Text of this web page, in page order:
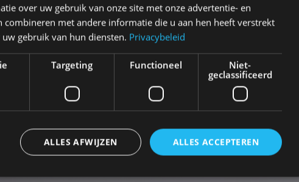
op de Chiron, maar is door aanpassingen aan het
een 8,0-liter W16-motor met vier turbo’s: goed voor
over uw gebruik van onze site met onze advertentie- en
combineren met andere informatie die u aan hen heeft verstrekt
gebruik van hun diensten. Privacybeleid
Targeting Functioneel
Niet-
geclassificeerd
ALLES ACCEPTEREN
ALLES AFWIJZEN